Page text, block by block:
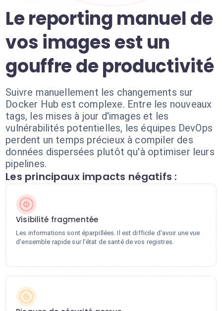
Le reporting manuel de
vos images est un
gouffre de productivité
Suivre manuellement les changements sur
Docker Hub est complexe. Entre les nouveaux
tags, les mises à jour d'images et les
vulnérabilités potentielles, les équipes DevOps
perdent un temps précieux à compiler des
données dispersées plutôt qu'à optimiser leurs
pipelines.
Les principaux impacts négatifs :
Visibilité fragmentée
Les informations sont éparpillées. Il est difficile d'avoir une vue
d'ensemble rapide sur l'état de santé de vos registres.